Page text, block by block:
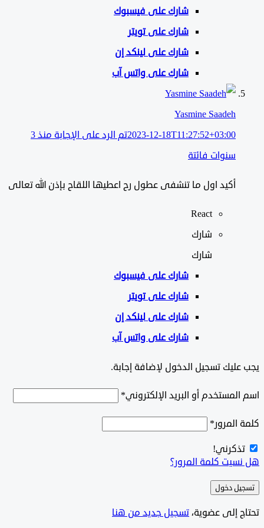
شارك علىفيسبوك
شارك على تويتر
شارك على لينكد إن
شارك على واتس آب
Yasmine Saadeh
2023-12-18T11:27:52+03:00
تم الرد على الإجابة منذ 3
سنوات فائتة
أكيد اول ما تنشفى عطول رح اعطيها اللقاح بإذن الله تعالى
React
شارك
شارك علىفيسبوك
شارك على تويتر
شارك على لينكد إن
شارك على واتس آب
تسجيل الدخول لإضافة إجابة.
أو البريد الإلكتروني*
*
كلمة المرور؟
دخول
إلى عضوية،‫تسجيل جديد من هنا